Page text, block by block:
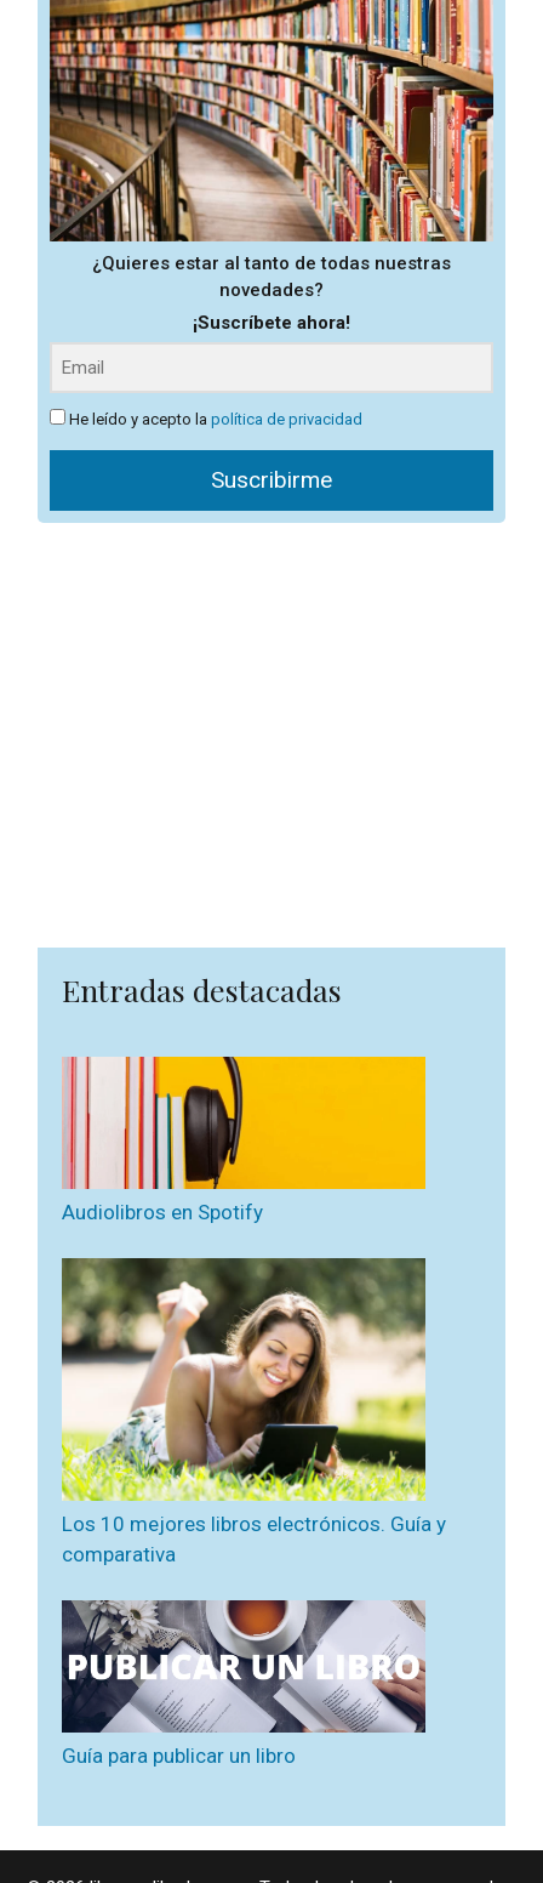
¿Quieres estar al tanto de todas nuestras
novedades?
¡Suscríbete ahora!
He leído y acepto lapolítica de privacidad
Suscribirme
Entradas destacadas
Audiolibros en Spotify
Los 10 mejores libros electrónicos. Guía y
comparativa
Guía para publicar un libro